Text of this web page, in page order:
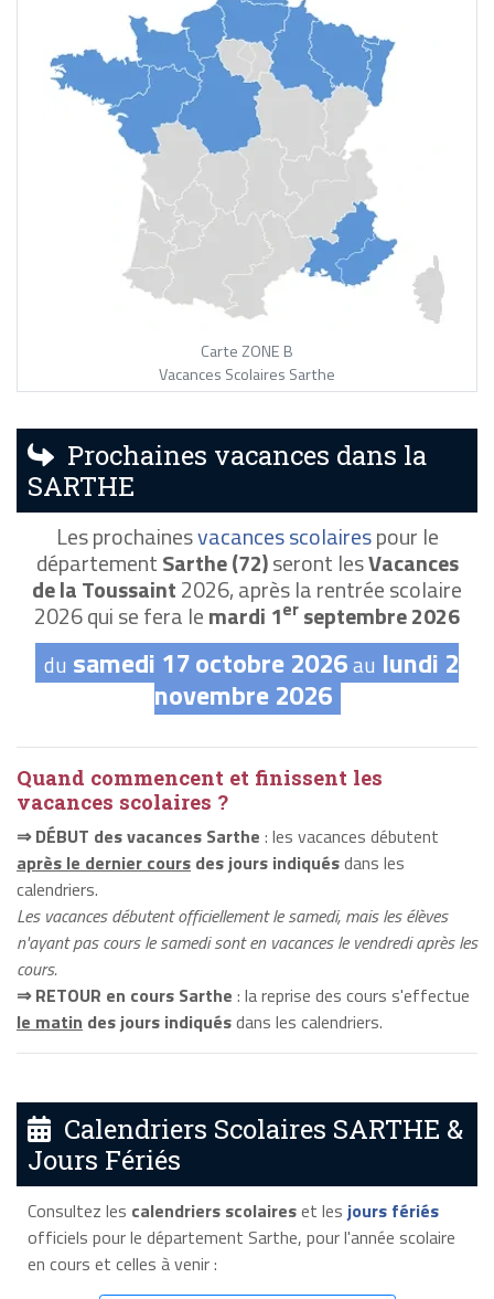
Carte ZONE B
Vacances Scolaires Sarthe
Prochaines vacances dans la
SARTHE
Les prochainesvacances scolairespour le
départementSarthe (72)seront lesVacances
de la Toussaint2026, après la rentrée scolaire
2026 qui se fera lemardi 1er septembre 2026
du samedi 17 octobre 2026au lundi 2
novembre 2026
Quand commencent et finissent les
vacances scolaires ?
⇒ DÉBUT des vacances Sarthe : les vacances débutent
après le dernier cours des jours indiquésdans les
calendriers.
Les vacances débutent officiellement le samedi, mais les élèves
n'ayant pas cours le samedi sont en vacances le vendredi après les
cours.
⇒ RETOUR en cours Sarthe : la reprise des cours s'effectue
le matin des jours indiquésdans les calendriers.
Calendriers Scolaires SARTHE &
Jours Fériés
Consultez les calendriers scolaireset les jours fériés
officiels pour le département Sarthe, pour l'année scolaire
en cours et celles à venir :